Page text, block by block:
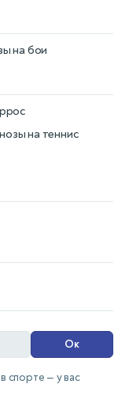
на бои
на теннис
Ок
спорте — у вас